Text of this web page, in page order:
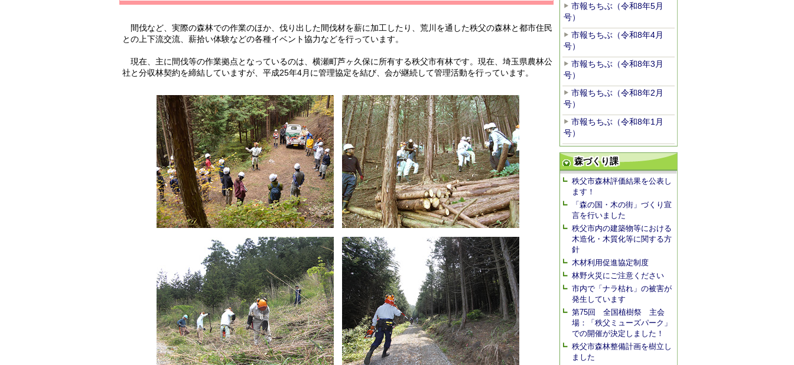
間伐など、実際の森林での作業のほか、伐り出した間伐材を薪に加工したり、荒川を通した秩父の森林と都市住民
との上下流交流、薪拾い体験などの各種イベント協力などを行っています。
現在、主に間伐等の作業拠点となっているのは、横瀬町芦ヶ久保に所有する秩父市有林です。現在、埼玉県農林公
社と分収林契約を締結していますが、平成25年4月に管理協定を結び、会が継続して管理活動を行っています。
市報ちちぶ（令和8年5月
号）
市報ちちぶ（令和8年4月
号）
市報ちちぶ（令和8年3月
号）
市報ちちぶ（令和8年2月
号）
市報ちちぶ（令和8年1月
号）
森づくり課
秩父市森林評価結果を公表し
ます！
「森の国・木の街」づくり宣
言を行いました
秩父市内の建築物等における
木造化・木質化等に関する方
針
木材利用促進協定制度
林野火災にご注意ください
市内で「ナラ枯れ」の被害が
発生しています
第75回 全国植樹祭 主会
場：「秩父ミューズパーク」
での開催が決定しました！
秩父市森林整備計画を樹立し
ました